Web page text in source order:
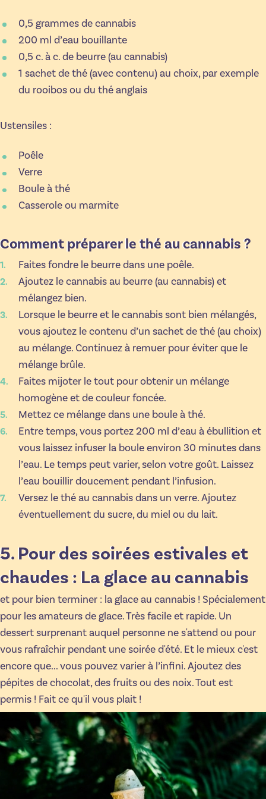
0,5 grammes de cannabis
200 ml d’eau bouillante
0,5 c. à c. de beurre (au cannabis)
1 sachet de thé (avec contenu) au choix, par exemple
du rooibos ou du thé anglais
Ustensiles :
Poêle
Verre
Boule à thé
Casserole ou marmite
Comment préparer le thé au cannabis ?
Faites fondre le beurre dans une poêle.
Ajoutez le cannabis au beurre (au cannabis) et
mélangez bien.
Lorsque le beurre et le cannabis sont bien mélangés,
vous ajoutez le contenu d’un sachet de thé (au choix)
au mélange. Continuez à remuer pour éviter que le
mélange brûle.
Faites mijoter le tout pour obtenir un mélange
homogène et de couleur foncée.
Mettez ce mélange dans une boule à thé.
Entre temps, vous portez 200 ml d’eau à ébullition et
vous laissez infuser la boule environ 30 minutes dans
l’eau. Le temps peut varier, selon votre goût. Laissez
l’eau bouillir doucement pendant l’infusion.
Versez le thé au cannabis dans un verre. Ajoutez
éventuellement du sucre, du miel ou du lait.
5. Pour des soirées estivales et
chaudes : La glace au cannabis
et pour bien terminer : la glace au cannabis ! Spécialement
pour les amateurs de glace. Très facile et rapide. Un
dessert surprenant auquel personne ne s'attend ou pour
vous rafraîchir pendant une soirée d'été. Et le mieux c'est
encore que... vous pouvez varier à l’infini. Ajoutez des
pépites de chocolat, des fruits ou des noix. Tout est
permis ! Fait ce qu'il vous plait !